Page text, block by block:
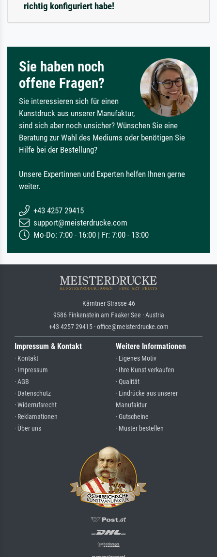
richtig konfiguriert habe!
Sie haben noch
offene Fragen?
Sie interessieren sich für einen
Kunstdruck aus unserer Manufaktur,
sind sich aber noch unsicher? Wünschen Sie eine
Beratung zur Wahl des Mediums oder benötigen Sie
Hilfe bei der Bestellung?
Unsere Expertinnen und Experten helfen Ihnen gerne
weiter.
+43 4257 29415
support@meisterdrucke.com
Mo-Do: 7:00 - 16:00 | Fr: 7:00 - 13:00
Kärntner Strasse 46
9586 Finkenstein am Faaker See · Austria
+43 4257 29415 · office@meisterdrucke.com
Impressum & Kontakt
· Kontakt
· Impressum
· AGB
· Datenschutz
· Widerrufsrecht
· Reklamationen
· Über uns
Weitere Informationen
· Eigenes Motiv
· Ihre Kunst verkaufen
· Qualität
· Eindrücke aus unserer
Manufaktur
· Gutscheine
· Muster bestellen